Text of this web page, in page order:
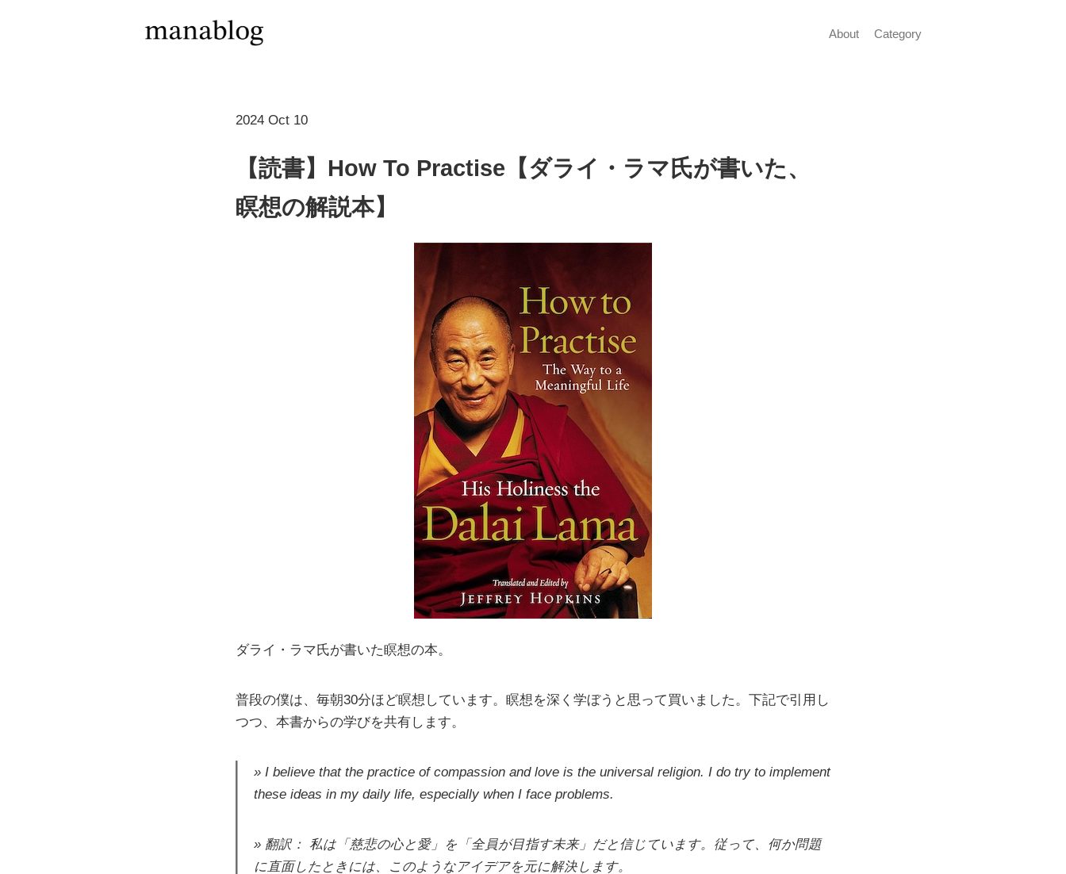
About Category
2024 Oct 10
【読書】How To Practise【ダライ・ラマ氏が書いた、
瞑想の解説本】
ダライ・ラマ氏が書いた瞑想の本。
普段の僕は、毎朝30分ほど瞑想しています。瞑想を深く学ぼうと思って買いました。下記で引用し
つつ、本書からの学びを共有します。
I believe that the practice of compassion and love is the universal religion. I do try to implement
these ideas in my daily life, especially when I face problems.
翻訳： 私は「慈悲の心と愛」を「全員が目指す未来」だと信じています。従って、何か問題
に直面したときには、このようなアイデアを元に解決します。